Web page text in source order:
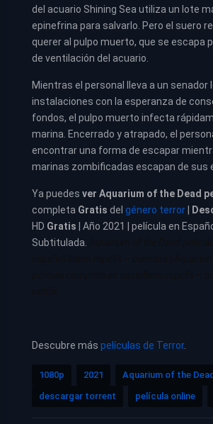
del acuario Shining Sea utiliza un lote
epinefrina para salvarlo. Pero el suero
querer al pulpo muerto, que se escapa
de ventilación del acuario.
Mientras el personal lleva a un senador
instalaciones con la esperanza de
fondos, el pulpo muerto infecta
marina. Encerrado y atrapado, el
encontrar una forma de escapar
marinas zombificadas escapan de sus
Ya puedes ver Aquarium of the Dead
completa Gratis del género terror
HD Gratis | Año 2021 | película en
Subtitulada.
Descubre más películas de Terror.
1080p 2021
Aquarium of the Dead
descargar torrent
película online